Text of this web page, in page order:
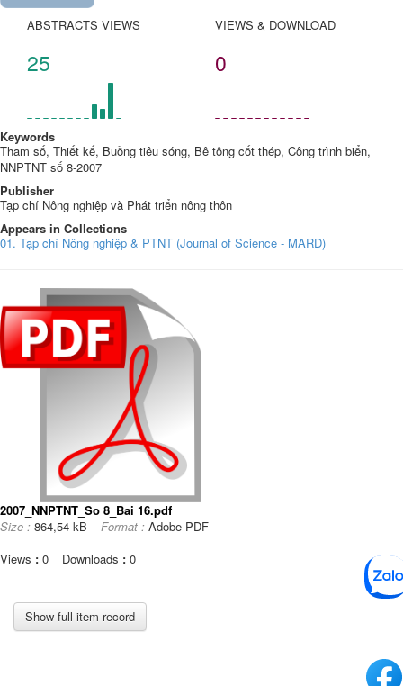
ABSTRACTS VIEWS
25
VIEWS & DOWNLOAD
0
Keywords
Tham số, Thiết kế, Buồng tiêu sóng, Bê tông cốt thép, Công trình biển,
NNPTNT số 8-2007
Publisher
Tạp chí Nông nghiệp và Phát triển nông thôn
Appears in Collections
01. Tạp chí Nông nghiệp & PTNT (Journal of Science - MARD)
2007_NNPTNT_So 8_Bai 16.pdf
Size : 864,54 kB Format : Adobe PDF
Views : 0 Downloads : 0
Show full item record